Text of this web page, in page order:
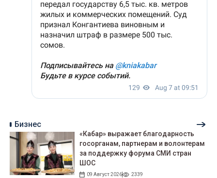
Бизнес
«Кабар» выражает благодарность
госорганам, партнерам и волонтерам
за поддержку форума СМИ стран
ШОС
09 Август 2026 2339